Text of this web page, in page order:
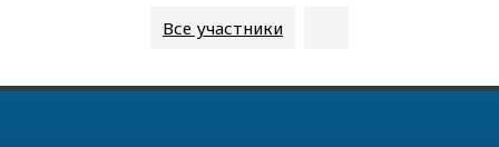
Все участники